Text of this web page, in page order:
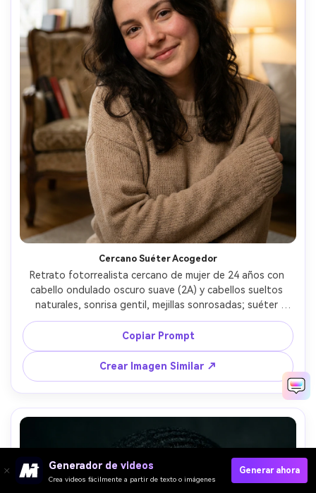
Cercano Suéter Acogedor
Retrato fotorrealista cercano de mujer de 24 años con
cabello ondulado oscuro suave (2A) y cabellos sueltos
naturales, sonrisa gentil, mejillas sonrosadas; suéter
beige grande cubriendo manos; sala de estar con fondo
suave; luz difusa de lámpara mezclada con luz de
ventana, tonos cálidos; Sony A7C II, 50mm f/1.8, bokeh
cremoso; encuadre cerrado, inclinación ligera; ambiente:
reconfortante e íntimo; textura de piel realista, sombras
naturales, alta resolución, enfoque nítido --ar 4:5
Copiar Prompt
Crear Imagen Similar ↗
Generador de videos
Crea videos fácilmente a partir de texto o imágenes
Generar ahora